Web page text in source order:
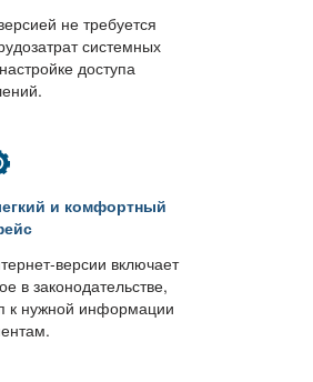
не требуется
системных
доступа
и комфортный
версии включает
в законодательстве,
к нужной информации